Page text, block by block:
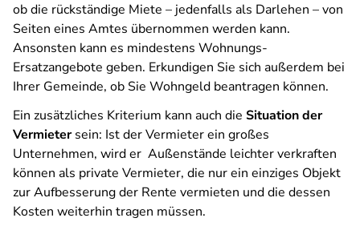
ob die rückständige Miete – jedenfalls als Darlehen – von
Seiten eines Amtes übernommen werden kann.
Ansonsten kann es mindestens Wohnungs-
Ersatzangebote geben. Erkundigen Sie sich außerdem bei
Ihrer Gemeinde, ob Sie Wohngeld beantragen können.
Ein zusätzliches Kriterium kann auch die Situation der
Vermietersein: Ist der Vermieter ein großes
Unternehmen, wird er Außenstände leichter verkraften
können als private Vermieter, die nur ein einziges Objekt
zur Aufbesserung der Rente vermieten und die dessen
Kosten weiterhin tragen müssen.